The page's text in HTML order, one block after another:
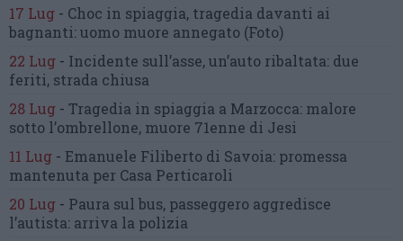
17 Lug - Choc in spiaggia, tragedia davanti ai
bagnanti:uomo muore annegato (Foto)
22 Lug - Incidente sull’asse, un’auto ribaltata: due
feriti, strada chiusa
28 Lug - Tragedia in spiaggia a Marzocca: malore
sotto l’ombrellone, muore 71enne di Jesi
11 Lug - Emanuele Filiberto di Savoia: promessa
mantenuta per Casa Perticaroli
20 Lug - Paura sul bus, passeggero aggredisce
l’autista: arriva la polizia